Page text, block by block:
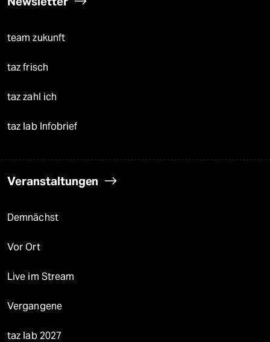
team zukunft
taz frisch
taz zahl ich
taz lab Infobrief
Veranstaltungen
Demnächst
Vor Ort
Live im Stream
Vergangene
taz lab 2027